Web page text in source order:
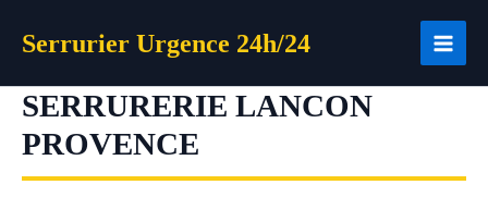
Serrurier Urgence 24h/24
SERRURERIE LANCON
PROVENCE